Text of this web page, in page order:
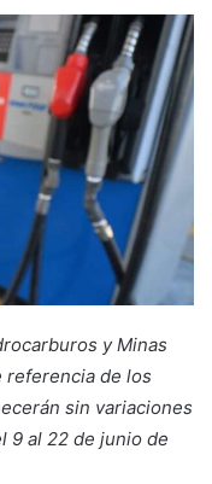
y Minas
referencia de los
sin variaciones
9 al 22 de junio de